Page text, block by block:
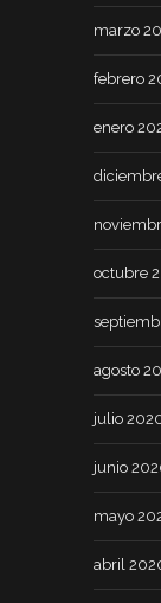
marzo
febrero
enero
octubre
agosto
julio
junio
mayo
abril